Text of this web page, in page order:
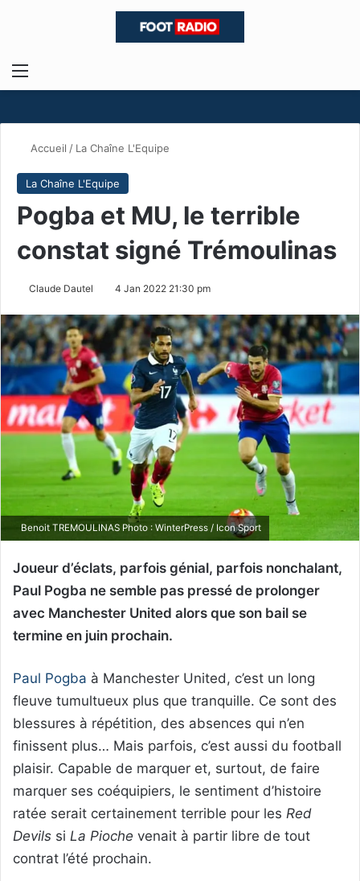
Menu
Accueil / La Chaîne L'Equipe
La Chaîne L'Equipe
Pogba et MU, le terrible
constat signé Trémoulinas
Claude Dautel 4 Jan 2022 21:30 pm
Benoit TREMOULINAS Photo : WinterPress / Icon Sport
Joueur d’éclats, parfois génial, parfois nonchalant,
Paul Pogba ne semble pas pressé de prolonger
avec Manchester United alors que son bail se
termine en juin prochain.
Paul Pogba à Manchester United, c’est un long
fleuve tumultueux plus que tranquille. Ce sont des
blessures à répétition, des absences qui n’en
finissent plus… Mais parfois, c’est aussi du football
plaisir. Capable de marquer et, surtout, de faire
marquer ses coéquipiers, le sentiment d’histoire
ratée serait certainement terrible pour les Red
Devils si La Pioche venait à partir libre de tout
contrat l’été prochain.